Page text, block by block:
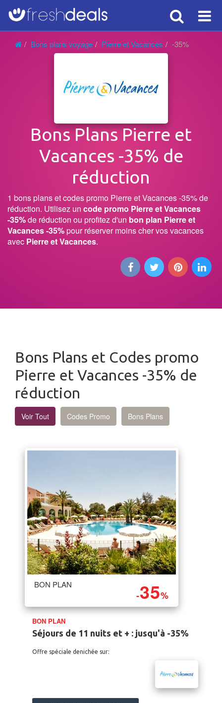
Search
Bons plans voyage Pierre et Vacances -35%
Bons Plans Pierre et
Vacances -35% de
réduction
1 bons plans et codes promo Pierre et Vacances -35% de
réduction. Utilisez un code promo Pierre et Vacances
-35%de réduction ou profitez d'un bon plan Pierre et
Vacances -35%pour réserver moins cher vos vacances
avec Pierre et Vacances.
Bons Plans et Codes promo
Pierre et Vacances -35% de
réduction
Voir Tout Codes Promo Bons Plans
BON PLAN
-35%
BON PLAN
Séjours de 11 nuits et + : jusqu'à -35%
Offre spéciale denichée sur: